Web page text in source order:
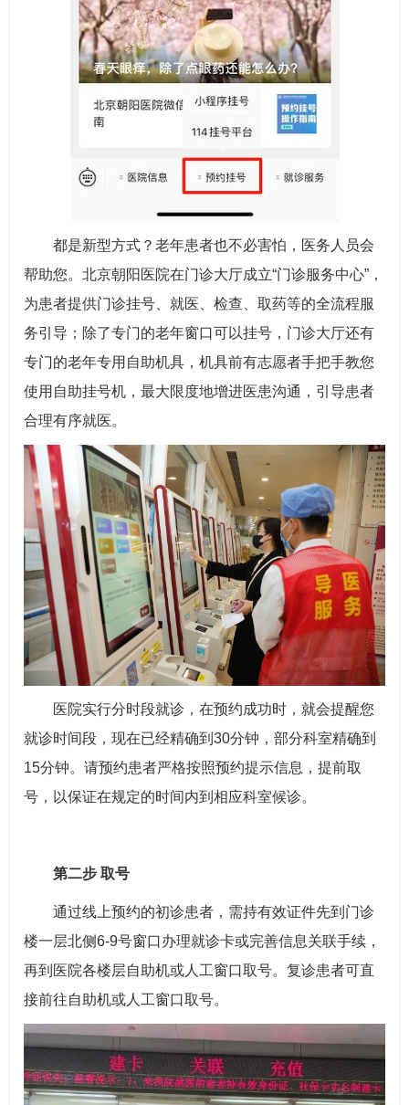
都是新型方式？老年患者也不必害怕，医务人员会
帮助您。北京朝阳医院在门诊大厅成立“门诊服务中心”，
为患者提供门诊挂号、就医、检查、取药等的全流程服
务引导；除了专门的老年窗口可以挂号，门诊大厅还有
专门的老年专用自助机具，机具前有志愿者手把手教您
使用自助挂号机，最大限度地增进医患沟通，引导患者
合理有序就医。
医院实行分时段就诊，在预约成功时，就会提醒您
就诊时间段，现在已经精确到30分钟，部分科室精确到
15分钟。请预约患者严格按照预约提示信息，提前取
号，以保证在规定的时间内到相应科室候诊。
第二步 取号
通过线上预约的初诊患者，需持有效证件先到门诊
楼一层北侧6-9号窗口办理就诊卡或完善信息关联手续，
再到医院各楼层自助机或人工窗口取号。复诊患者可直
接前往自助机或人工窗口取号。